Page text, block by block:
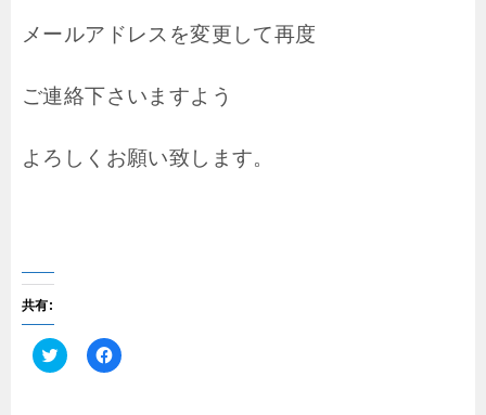
メールアドレスを変更して再度
ご連絡下さいますよう
よろしくお願い致します。
共有:
ク F